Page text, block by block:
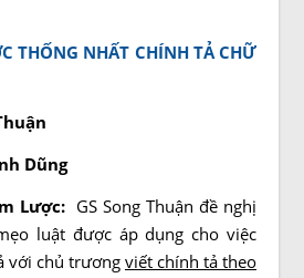
THỐNG NHẤT CHÍNH TẢ CHỮ
Dũng
GS Song Thuận đề nghị
luật được áp dụng cho việc
với chủ trương viết chính tả theo